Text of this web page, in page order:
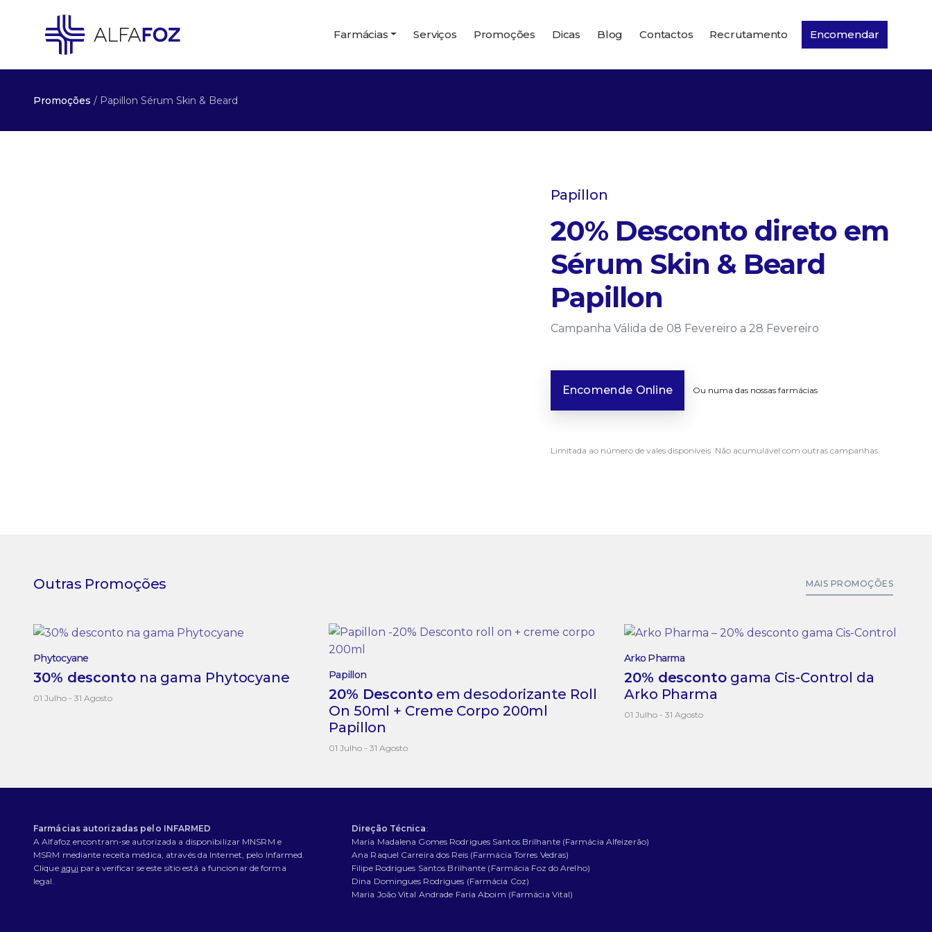
Farmácias Serviços Promoções Dicas Blog Contactos Recrutamento Encomendar
Promoções / Papillon Sérum Skin & Beard
Papillon
20% Desconto direto em
Sérum Skin & Beard
Papillon
Campanha Válida de 08 Fevereiro a 28 Fevereiro
Encomende Online Ou numa das nossas farmácias
Limitada ao número de vales disponíveis. Não acumulável com outras campanhas.
Outras Promoções MAIS PROMOÇÕES
Phytocyane
30% descontona gama Phytocyane
01 Julho - 31 Agosto
Papillon
20% Descontoem desodorizante Roll
On 50ml + Creme Corpo 200ml
Papillon
01 Julho - 31 Agosto
Arko Pharma
20% descontogama Cis-Control da
Arko Pharma
01 Julho - 31 Agosto
Farmácias autorizadas pelo INFARMED
A Alfafoz encontram-se autorizada a disponibilizar MNSRM e
MSRM mediante receita médica, através da Internet, pelo Infarmed.
Clique aqui para verificar se este sítio está a funcionar de forma
legal.
Direção Técnica:
Maria Madalena Gomes Rodrigues Santos Brilhante (Farmácia Alfeizerão)
Ana Raquel Carreira dos Reis (Farmácia Torres Vedras)
Filipe Rodrigues Santos Brilhante (Farmácia Foz do Arelho)
Dina Domingues Rodrigues (Farmácia Coz)
Maria João Vital Andrade Faria Aboim (Farmácia Vital)